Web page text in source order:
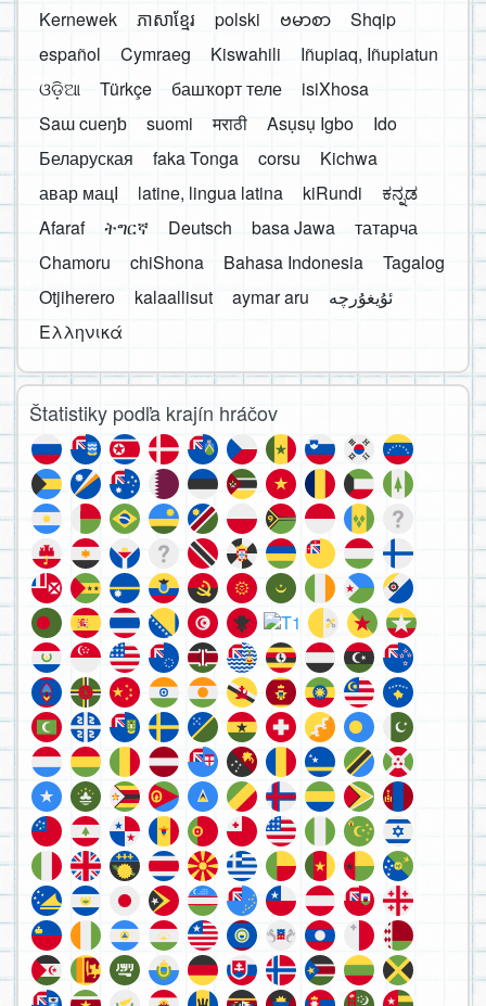
Kernewek
ភាសាខ្មែរ polski ဗမာစာ
Shqip
español
Cymraeg Kiswahili
Iñupiaq, Iñupiatun
ଓଡ଼ିଆ
Türkçe башҡорт теле
isiXhosa
Saɯ cueŋƅ
suomi मराठी Asụsụ Igbo
Ido
Беларуская
faka Tonga corsu
Kichwa
авар мацӀ
latine, lingua latina kiRundi
ಕನ್ನಡ
Afaraf
ትግርኛ Deutsch basa Jawa
татарча
Chamoru
chiShona Bahasa Indonesia
Tagalog
Otjiherero
kalaallisut aymar aru
Ελληνικά
Štatistiky podľa krajín hráčov